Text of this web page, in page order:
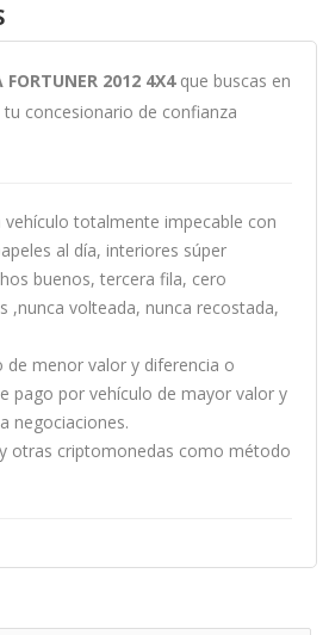
FORTUNER 2012 4X4 que buscas en
concesionario de confianza
vehículo totalmente impecable con
al día, interiores súper
buenos, tercera fila, cero
,nunca volteada, nunca recostada,
de menor valor y diferencia o
pago por vehículo de mayor valor y
negociaciones.
otras criptomonedas como método